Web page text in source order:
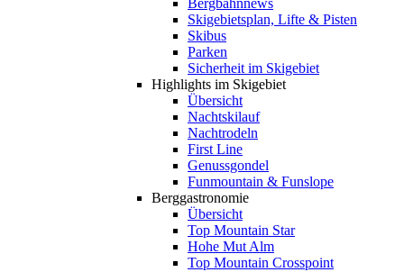
Bergbahnnews
Skigebietsplan, Lifte & Pisten
Skibus
Parken
Sicherheit im Skigebiet
Highlights im Skigebiet
Übersicht
Nachtskilauf
Nachtrodeln
First Line
Genussgondel
Funmountain & Funslope
Berggastronomie
Übersicht
Top Mountain Star
Hohe Mut Alm
Top Mountain Crosspoint